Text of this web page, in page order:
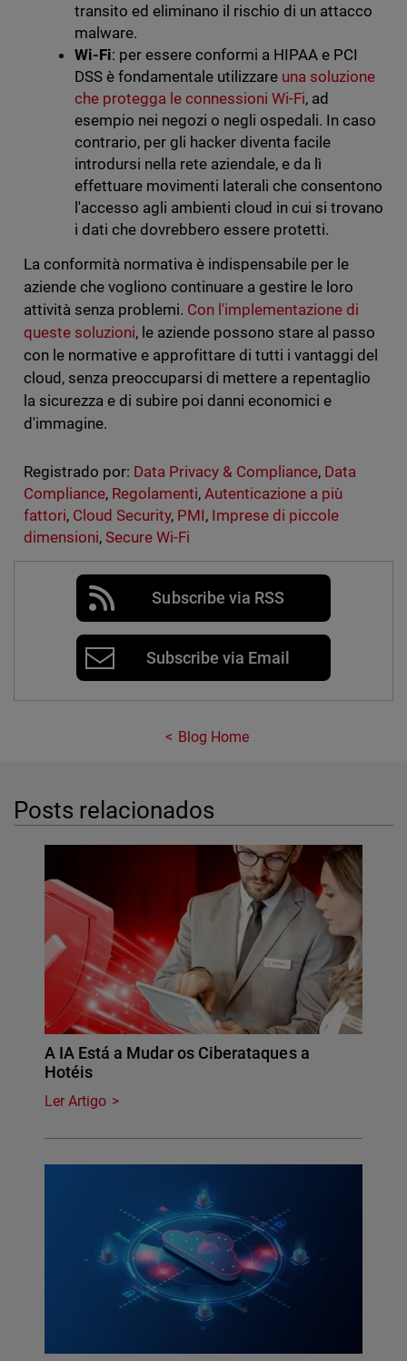
transito ed eliminano il rischio di un attacco
malware.
Wi-Fi: per essere conformi a HIPAA e PCI
DSS è fondamentale utilizzare una soluzione
che protegga le connessioni Wi-Fi, ad
esempio nei negozi o negli ospedali. In caso
contrario, per gli hacker diventa facile
introdursi nella rete aziendale, e da lì
effettuare movimenti laterali che consentono
l'accesso agli ambienti cloud in cui si trovano
i dati che dovrebbero essere protetti.
La conformità normativa è indispensabile per le
aziende che vogliono continuare a gestire le loro
attività senza problemi. Con l'implementazione di
queste soluzioni, le aziende possono stare al passo
con le normative e approfittare di tutti i vantaggi del
cloud, senza preoccuparsi di mettere a repentaglio
la sicurezza e di subire poi danni economici e
d'immagine.
Registrado por: Data Privacy & Compliance, Data
Compliance, Regolamenti, Autenticazione a più
fattori, Cloud Security, PMI, Imprese di piccole
dimensioni, Secure Wi-Fi
Subscribe via RSS
Subscribe via Email
Blog Home
Posts relacionados
A IA Está a Mudar os Ciberataques a
Hotéis
Ler Artigo